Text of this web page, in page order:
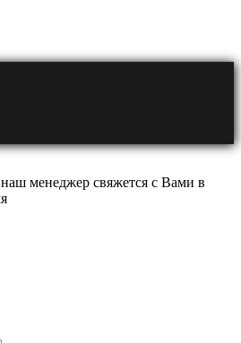
менеджер свяжется с Вами в